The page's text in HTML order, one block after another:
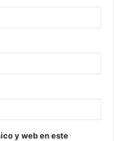
y web en este